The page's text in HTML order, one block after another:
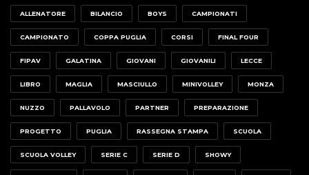
ALLENATORE BILANCIO BOYS CAMPIONATI
CAMPIONATO COPPA PUGLIA CORSI FINAL FOUR
FIPAV GALATINA GIOVANI GIOVANILI LECCE
LIBRO MAGLIA MASCIULLO MINIVOLLEY MONZA
NUZZO PALLAVOLO PARTNER PREPARAZIONE
PROGETTO PUGLIA RASSEGNA STAMPA SCUOLA
SCUOLA VOLLEY SERIE C SERIE D SHOWY